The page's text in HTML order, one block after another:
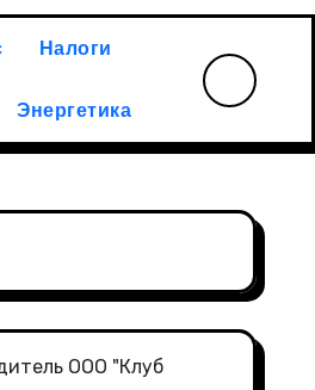
Налоги
Энергетика
ООО "Клуб